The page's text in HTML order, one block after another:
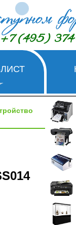
+7 (495)